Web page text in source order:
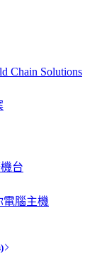
Chain Solutions
台
電腦主機